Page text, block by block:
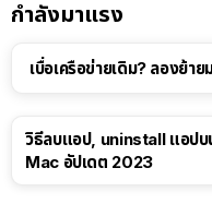
กำลังมาแรง
เบื่อเครือข่ายเดิม? ลองย้า
วิธีลบแอป, uninstall แอปบ
Mac อัปเดต 2023